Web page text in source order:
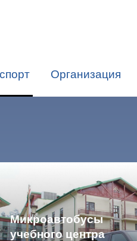
Организация
Микроавтобусы
учебного центра